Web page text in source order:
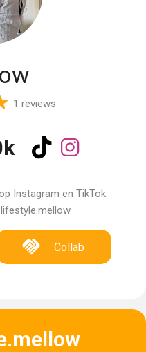
1 reviews
Instagram en TikTok
Collab